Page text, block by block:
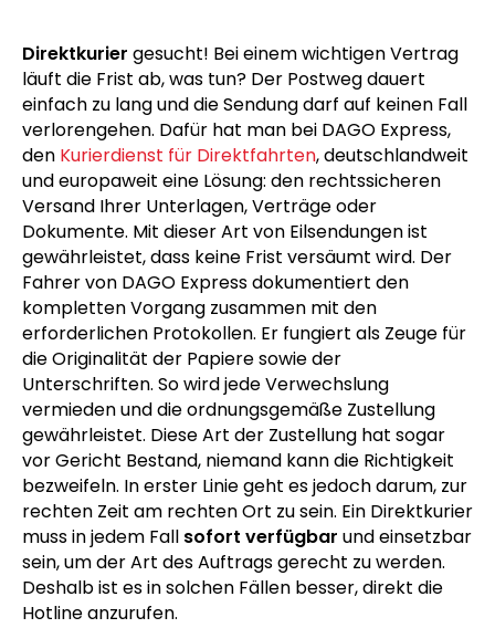
Direktkurier gesucht! Bei einem wichtigen Vertrag
läuft die Frist ab, was tun? Der Postweg dauert
einfach zu lang und die Sendung darf auf keinen Fall
verlorengehen. Dafür hat man bei DAGO Express,
den Kurierdienst für Direktfahrten, deutschlandweit
und europaweit eine Lösung: den rechtssicheren
Versand Ihrer Unterlagen, Verträge oder
Dokumente. Mit dieser Art von Eilsendungen ist
gewährleistet, dass keine Frist versäumt wird. Der
Fahrer von DAGO Express dokumentiert den
kompletten Vorgang zusammen mit den
erforderlichen Protokollen. Er fungiert als Zeuge für
die Originalität der Papiere sowie der
Unterschriften. So wird jede Verwechslung
vermieden und die ordnungsgemäße Zustellung
gewährleistet. Diese Art der Zustellung hat sogar
vor Gericht Bestand, niemand kann die Richtigkeit
bezweifeln. In erster Linie geht es jedoch darum, zur
rechten Zeit am rechten Ort zu sein. Ein Direktkurier
muss in jedem Fall sofort verfügbar und einsetzbar
sein, um der Art des Auftrags gerecht zu werden.
Deshalb ist es in solchen Fällen besser, direkt die
Hotline anzurufen.